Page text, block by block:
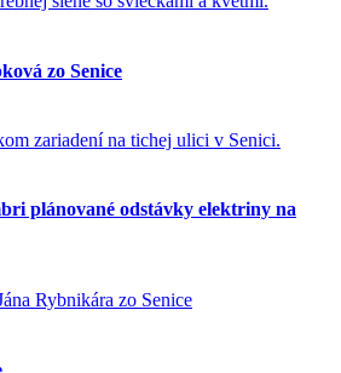
zo Senice
plánované odstávky elektriny na